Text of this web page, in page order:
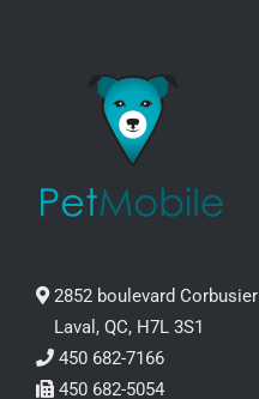
2852 boulevard Corbusier
Laval, QC, H7L 3S1
450 682-7166
450 682-5054